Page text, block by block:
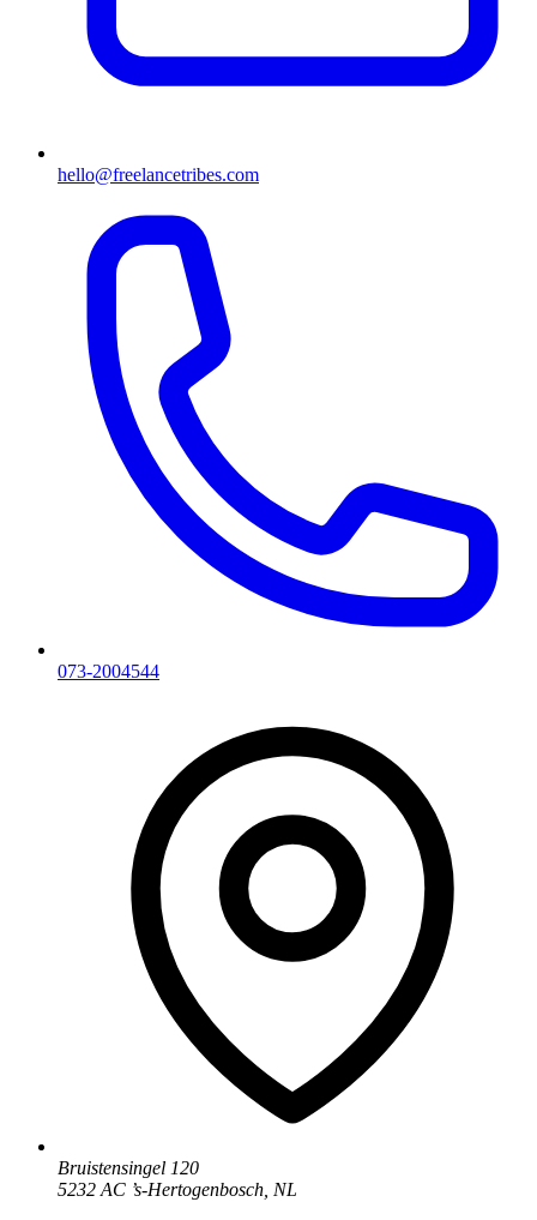
hello@freelancetribes.com
073-2004544
Bruistensingel 120
5232 AC ’s-Hertogenbosch NL